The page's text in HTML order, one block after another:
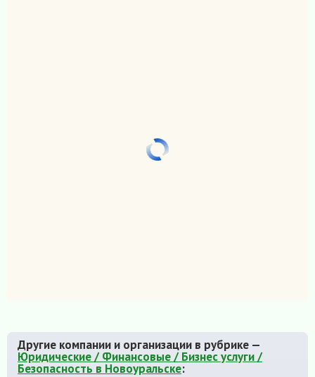
Другие компании и организации в рубрике —
Юридические / Финансовые / Бизнес услуги /
Безопасность в Новоуральске: